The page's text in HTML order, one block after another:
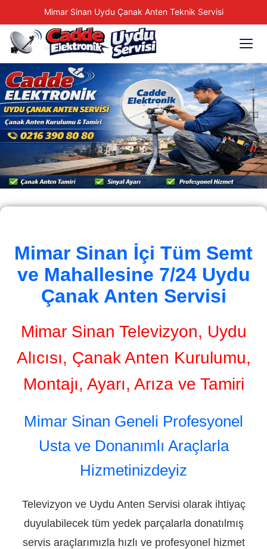
Mimar Sinan Uydu Çanak Anten Teknik Servisi
Mimar Sinan İçi Tüm Semt
ve Mahallesine 7/24 Uydu
Çanak Anten Servisi
Mimar Sinan Televizyon, Uydu
Alıcısı, Çanak Anten Kurulumu,
Montajı, Ayarı, Arıza ve Tamiri
Mimar Sinan Geneli Profesyonel
Usta ve Donanımlı Araçlarla
Hizmetinizdeyiz
Televizyon ve Uydu Anten Servisi olarak ihtiyaç
duyulabilecek tüm yedek parçalarla donatılmış
servis araçlarımızla hızlı ve profesyonel hizmet